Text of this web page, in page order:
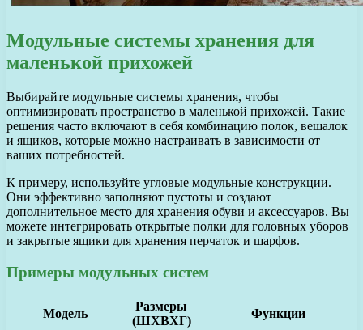
Модульные системы хранения для
маленькой прихожей
Выбирайте модульные системы хранения, чтобы
оптимизировать пространство в маленькой прихожей. Такие
решения часто включают в себя комбинацию полок, вешалок
и ящиков, которые можно настраивать в зависимости от
ваших потребностей.
К примеру, используйте угловые модульные конструкции.
Они эффективно заполняют пустоты и создают
дополнительное место для хранения обуви и аксессуаров. Вы
можете интегрировать открытые полки для головных уборов
и закрытые ящики для хранения перчаток и шарфов.
Примеры модульных систем
Модель
Размеры
(ШХВХГ)
Функции